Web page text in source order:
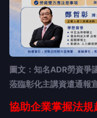
圖文：知名ADR勞資爭
蒞臨彰化主講資遣通報
協助企業掌握法規